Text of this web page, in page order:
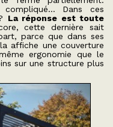
compliqué… Dans ces
La réponse est toute
cette dernière sait
parce que dans ses
affiche une couverture
ergonomie que le
sur une structure plus